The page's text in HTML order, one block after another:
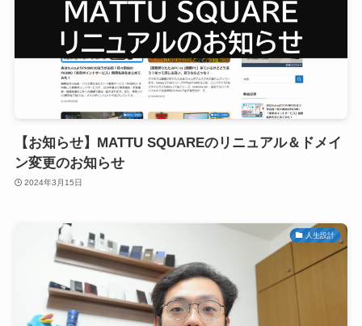
【お知らせ】MATTU SQUAREのリニュアル＆ドメイ
ン変更のお知らせ
2024年3月15日
人生設計